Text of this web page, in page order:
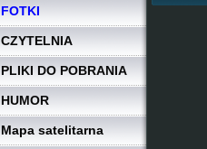
FOTKI
CZYTELNIA
PLIKI DO POBRANIA
HUMOR
Mapa satelitarna